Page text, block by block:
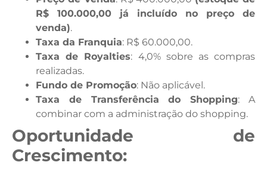
R$ 100.000,00 já incluído no preço de
venda).
Taxa da Franquia: R$ 60.000,00.
Taxa de Royalties: 4,0% sobre as compras
realizadas.
Fundo de Promoção: Não aplicável.
Taxa de Transferência do Shopping: A
combinar com a administração do shopping.
Oportunidade de
Crescimento: